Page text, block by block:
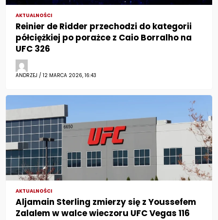
AKTUALNOŚCI
Reinier de Ridder przechodzi do kategorii
półciężkiej po porażce z Caio Borralho na
UFC 326
ANDRZEJ / 12 MARCA 2026, 16:43
AKTUALNOŚCI
Aljamain Sterling zmierzy się z Youssefem
Zalalem w walce wieczoru UFC Vegas 116